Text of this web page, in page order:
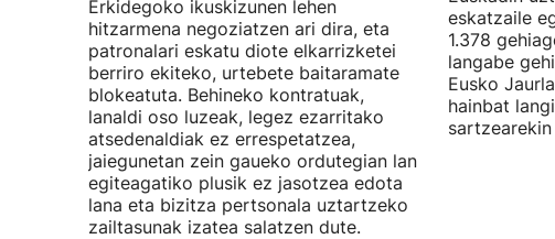
Erkidegoko ikuskizunen lehen
hitzarmena negoziatzen ari dira, eta
patronalari eskatu diote elkarrizketei
berriro ekiteko, urtebete baitaramate
blokeatuta. Behineko kontratuak,
lanaldi oso luzeak, legez ezarritako
atsedenaldiak ez errespetatzea,
jaiegunetan zein gaueko ordutegian lan
egiteagatiko plusik ez jasotzea edota
lana eta bizitza pertsonala uztartzeko
zailtasunak izatea salatzen dute.
eskatzaile
1.378
langabe
Eusko
hainbat